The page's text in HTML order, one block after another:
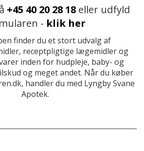
+45 40 20 28 18eller udfyld
- klik her
finder du et stort udvalg af
receptpligtige lægemidler og
inden for hudpleje, baby- og
og meget andet. Når du køber
handler du med Lyngby Svane
Apotek.